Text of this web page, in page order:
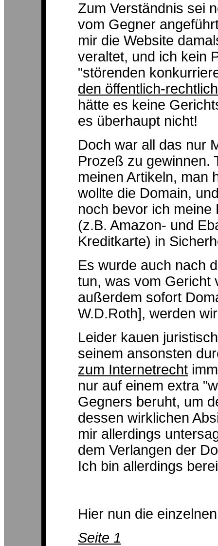
Zum Verständnis sei
vom Gegner
mir die Website
veraltet, und ich kein
"störenden
den öffentlich-
hätte es keine
es überhaupt nicht!
Doch war all das nur
Prozeß zu gewinnen.
meinen Artikeln, man
wollte die Domain,
noch bevor ich meine
(z.B. Amazon- und
Kreditkarte) in
Es wurde auch nach
tun, was vom Gericht
außerdem sofort
W.D.Roth], werden
Leider kauen
seinem ansonsten
zum Internetrecht
nur auf einem extra
Gegners beruht, um
dessen wirklichen
mir allerdings
dem Verlangen der
Ich bin allerdings
Hier nun die
Seite 1